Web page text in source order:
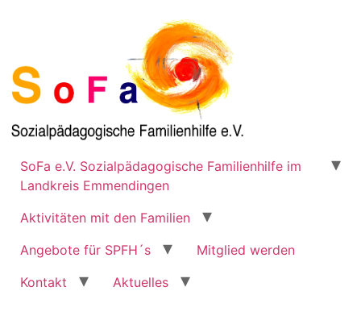
SoFa e.V. Sozialpädagogische Familienhilfe im
Landkreis Emmendingen
Aktivitäten mit den Familien
Angebote für SPFH´s
Mitglied werden
Kontakt
Aktuelles